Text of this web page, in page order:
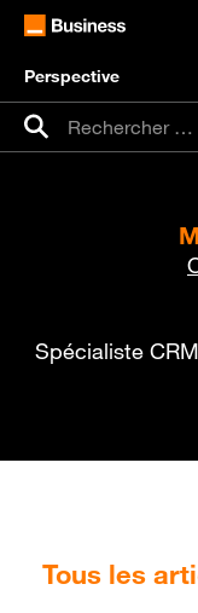
Perspective
Recherche pour :
Rechercher
Spécialiste
Tous les